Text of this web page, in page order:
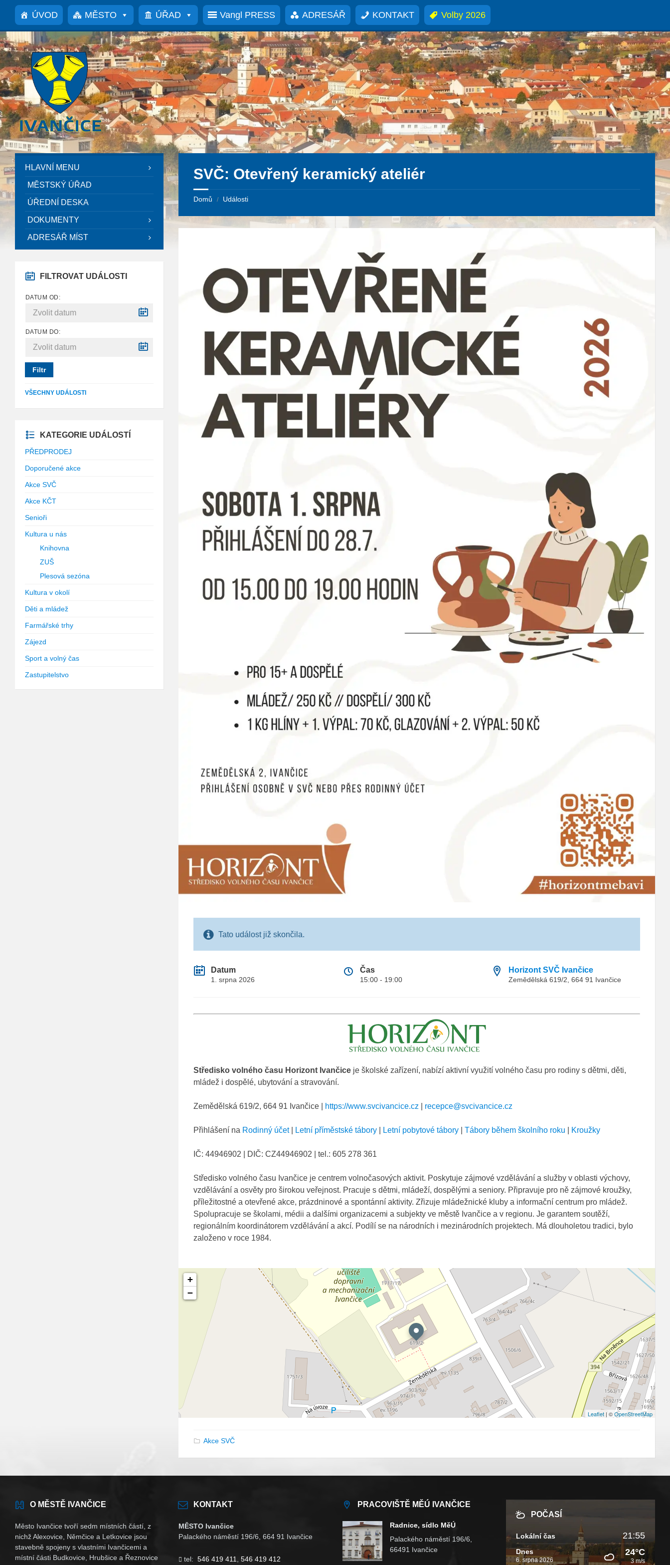
Přeskočit
obsah
Přeskočit
panel
Přeskočit
patičku
ÚVOD MĚSTO ÚŘAD Vangl PRESS ADRESÁŘ KONTAKT Volby 2026
SVČ: Otevřený keramický ateliér
Domů / Události
Tato událost již skončila.
Datum
1. srpna 2026
Čas
15:00 - 19:00
Horizont SVČ Ivančice
Zemědělská 619/2, 664 91 Ivančice
Středisko volného času Horizont Ivančice je školské zařízení, nabízí aktivní využití volného času pro rodiny s dětmi, děti,
mládež i dospělé, ubytování a stravování.
Zemědělská 619/2, 664 91 Ivančice | https://www.svcivancice.cz recepce@svcivancice.cz
Přihlášení na Rodinný účet| Letní příměstské tábory Letní pobytové tábory |Tábory během školního roku Kroužky
IČ: 44946902 | DIČ: CZ44946902 | tel.: 605 278 361
Středisko volného času Ivančice je centrem volnočasových aktivit. Poskytuje zájmové vzdělávání a služby v oblasti výchovy,
vzdělávání a osvěty pro širokou veřejnost. Pracuje s dětmi, mládeží, dospělými a seniory. Připravuje pro ně zájmové kroužky,
příležitostné a otevřené akce, prázdninové a spontánní aktivity. Zřizuje mládežnické kluby a informační centrum pro mládež.
Spolupracuje se školami, médii a dalšími organizacemi a subjekty ve městě Ivančice a v regionu. Je garantem soutěží,
regionálním koordinátorem vzdělávání a akcí. Podílí se na národních i mezinárodních projektech. Má dlouholetou tradici, bylo
založeno v roce 1984.
+
−
Leaflet| ©OpenStreetMap
Akce SVČ
HLAVNÍ MENU
MĚSTSKÝ ÚŘAD
ÚŘEDNÍ DESKA
DOKUMENTY
ADRESÁŘ MÍST
FILTROVAT UDÁLOSTI
DATUM OD:
DATUM DO:
Filtr
VŠECHNY UDÁLOSTI
KATEGORIE UDÁLOSTÍ
PŘEDPRODEJ
Doporučené akce
Akce SVČ
Akce KČT
Senioři
Kultura u nás
Knihovna
ZUŠ
Plesová sezóna
Kultura v okolí
Děti a mládež
Farmářské trhy
Zájezd
Sport a volný čas
Zastupitelstvo
O MĚSTĚ IVANČICE
Město Ivančice tvoří sedm místních částí, z
nichž Alexovice, Němčice a Letkovice jsou
stavebně spojeny s vlastními Ivančicemi a
místní části Budkovice, Hrubšice a Řeznovice
KONTAKT
MĚSTO Ivančice
Palackého náměstí 196/6, 664 91 Ivančice
 tel:546 419 411 ,546 419 412
PRACOVIŠTĚ MĚÚ IVANČICE
Radnice, sídlo MěÚ
Palackého náměstí 196/6,
66491 Ivančice
POČASÍ
Lokální čas 21:55
Dnes
6. srpna 2026
24°C
3 m/s